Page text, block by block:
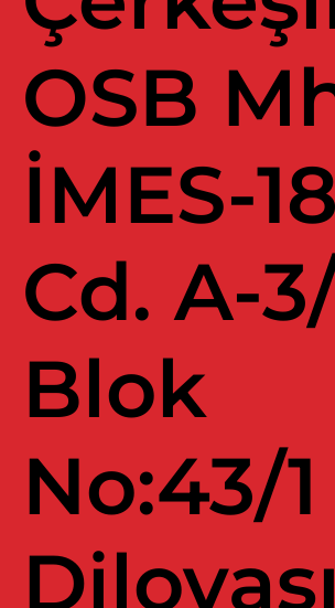
OSB
İMES-18
Cd. A-
Blok
No:43/1